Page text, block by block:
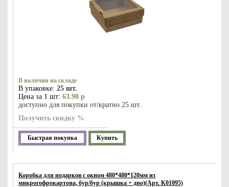
В наличии на складе
В упаковке: 25 шт.
Цена за 1 шт: 63.90 р
доступно для покупки от/кратно 25 шт.
Получить скидку %
Быстрая покупка Купить
Коробка для подарков с окном 480*480*120мм из
микрогофрокартона, бур/бур (крышка + дно)(Арт. К01095)